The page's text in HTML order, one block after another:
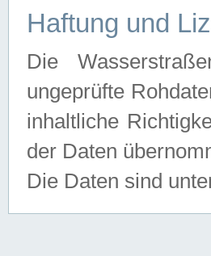
Haftung und
Die
ungeprüfte
inhaltliche
der Daten
Die Daten sind